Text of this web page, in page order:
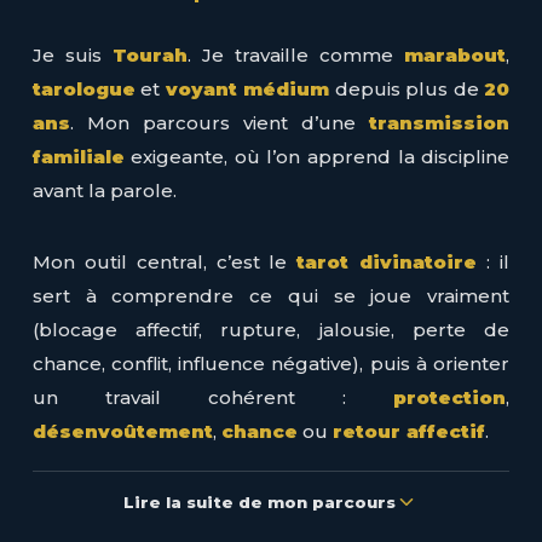
Je suis Tourah. Je travaille comme marabout,
tarologue et voyant médium depuis plus de20
ans. Mon parcours vient d’unetransmission
familiale exigeante, où l’on apprend la discipline
avant la parole.
Mon outil central, c’est letarot divinatoire : il
sert à comprendre ce qui se joue vraiment
(blocage affectif, rupture, jalousie, perte de
chance, conflit, influence négative), puis à orienter
un travail cohérent : protection,
désenvoûtement, chance ou retour affectif.
Lire la suite de mon parcours